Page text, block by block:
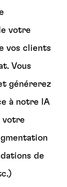
votre
vos clients
Vous
générerez
à notre IA
votre
de